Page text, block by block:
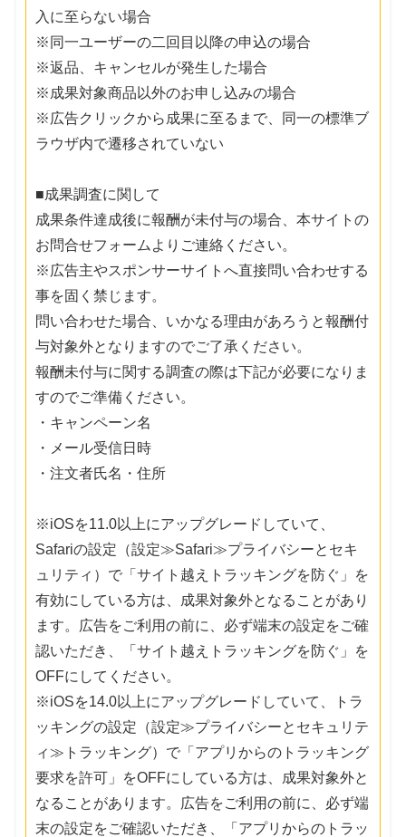
入に至らない場合
※同一ユーザーの二回目以降の申込の場合
※返品、キャンセルが発生した場合
※成果対象商品以外のお申し込みの場合
※広告クリックから成果に至るまで、同一の標準ブ
ラウザ内で遷移されていない
■成果調査に関して
成果条件達成後に報酬が未付与の場合、本サイトの
お問合せフォームよりご連絡ください。
※広告主やスポンサーサイトへ直接問い合わせする
事を固く禁じます。
問い合わせた場合、いかなる理由があろうと報酬付
与対象外となりますのでご了承ください。
報酬未付与に関する調査の際は下記が必要になりま
すのでご準備ください。
・キャンペーン名
・メール受信日時
・注文者氏名・住所
※iOSを11.0以上にアップグレードしていて、
Safariの設定（設定≫Safari≫プライバシーとセキ
ュリティ）で「サイト越えトラッキングを防ぐ」を
有効にしている方は、成果対象外となることがあり
ます。広告をご利用の前に、必ず端末の設定をご確
認いただき、「サイト越えトラッキングを防ぐ」を
OFFにしてください。
※iOSを14.0以上にアップグレードしていて、トラ
ッキングの設定（設定≫プライバシーとセキュリテ
ィ≫トラッキング）で「アプリからのトラッキング
要求を許可」をOFFにしている方は、成果対象外と
なることがあります。広告をご利用の前に、必ず端
末の設定をご確認いただき、「アプリからのトラッ